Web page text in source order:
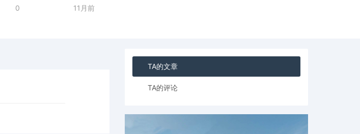
0
11月前
TA的文章
TA的评论